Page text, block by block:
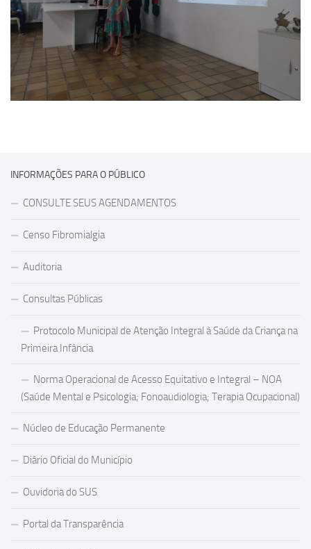
INFORMAÇÕES PARA O PÚBLICO
CONSULTE SEUS AGENDAMENTOS
Censo Fibromialgia
Auditoria
Consultas Públicas
Protocolo Municipal de Atenção Integral à Saúde da Criança na
Primeira Infância
Norma Operacional de Acesso Equitativo e Integral – NOA
(Saúde Mental e Psicologia; Fonoaudiologia; Terapia Ocupacional)
Núcleo de Educação Permanente
Diário Oficial do Município
Ouvidoria do SUS
Portal da Transparência